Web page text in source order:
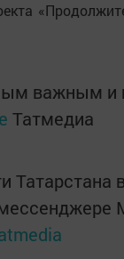
важным и
Татмедиа
Татарстана в